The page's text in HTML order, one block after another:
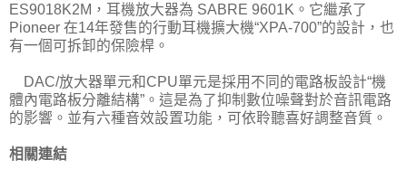
ES9018K2M，耳機放大器為 SABRE 9601K。它繼承了
Pioneer 在14年發售的行動耳機擴大機“XPA-700”的設計，也
有一個可拆卸的保險桿。
DAC/放大器單元和CPU單元是採用不同的電路板設計“機
體內電路板分離結構”。這是為了抑制數位噪聲對於音訊電路
的影響。並有六種音效設置功能，可依聆聽喜好調整音質。
相關連結